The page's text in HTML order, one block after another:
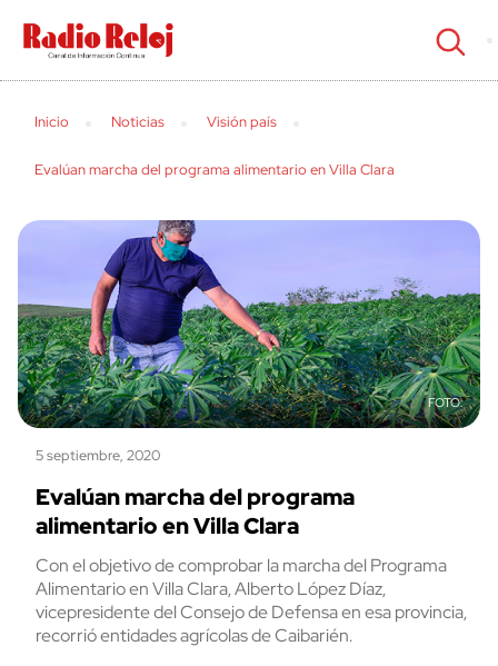
cerrar
Inicio Noticias Visión país
Evalúan marcha del programa alimentario en Villa Clara
5 septiembre, 2020
Evalúan marcha del programa
alimentario en Villa Clara
Con el objetivo de comprobar la marcha del Programa
Alimentario en Villa Clara, Alberto López Díaz,
vicepresidente del Consejo de Defensa en esa provincia,
recorrió entidades agrícolas de Caibarién.